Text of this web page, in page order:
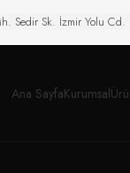
Sedir Sk. İzmir Yolu
Ana SayfaKurumsal